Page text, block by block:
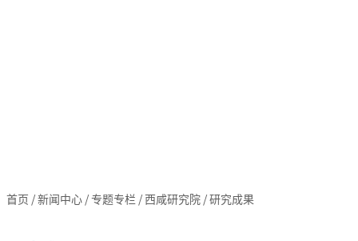
首页 /新闻中心 /专题专栏 /西咸研究院 /研究成果